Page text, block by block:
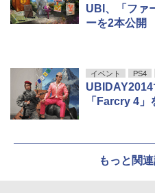
UBI、「ファ
ーを2本公開
イベント PS4
「Farcry 4」
もっと関